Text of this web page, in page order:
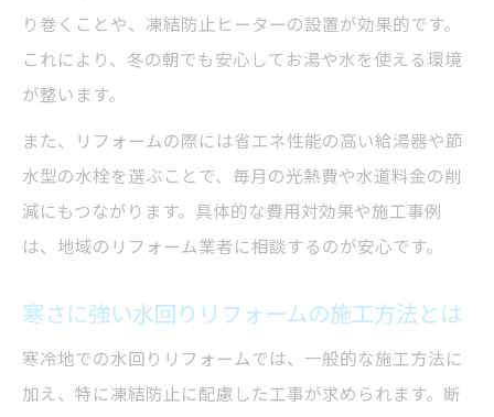
を狙う
家族の湯使用量に合わせた給湯器容量の選
び方
同時施工で水回りリフォームが効率的に進む理
由
水回りリフォームと給湯器交換を同時に行
う利点
る方法
配管工事をまとめて効率化できる水回りリ
フォーム
り巻くことや、凍結防止ヒーターの設置が効果的です。
これにより、冬の朝でも安心してお湯や水を使える環境
が整います。
また、リフォームの際には省エネ性能の高い給湯器や節
水型の水栓を選ぶことで、毎月の光熱費や水道料金の削
減にもつながります。具体的な費用対効果や施工事例
は、地域のリフォーム業者に相談するのが安心です。
寒さに強い水回りリフォームの施工方法とは
寒冷地での水回りリフォームでは、一般的な施工方法に
加え、特に凍結防止に配慮した工事が求められます。断